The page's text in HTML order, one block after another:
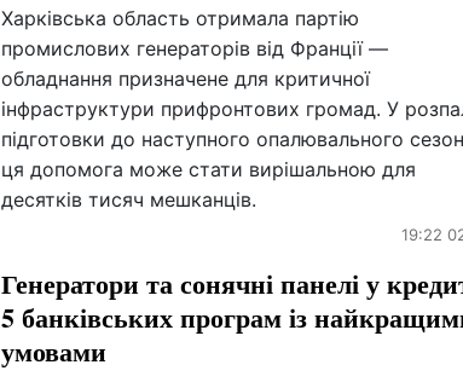
Харківська область отримала партію
промислових генераторів від Франції —
обладнання призначене для критичної
інфраструктури прифронтових громад. У
підготовки до наступного опалювального
ця допомога може стати вирішальною для
десятків тисяч мешканців.
19:22
Генератори та сонячні панелі у
5 банківських програм із
умовами